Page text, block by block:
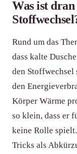
Was ist
Rund um das
dass kalte
den Stoffwechsel
den
Körper Wärme
so klein, dass er
keine Rolle
Tricks als